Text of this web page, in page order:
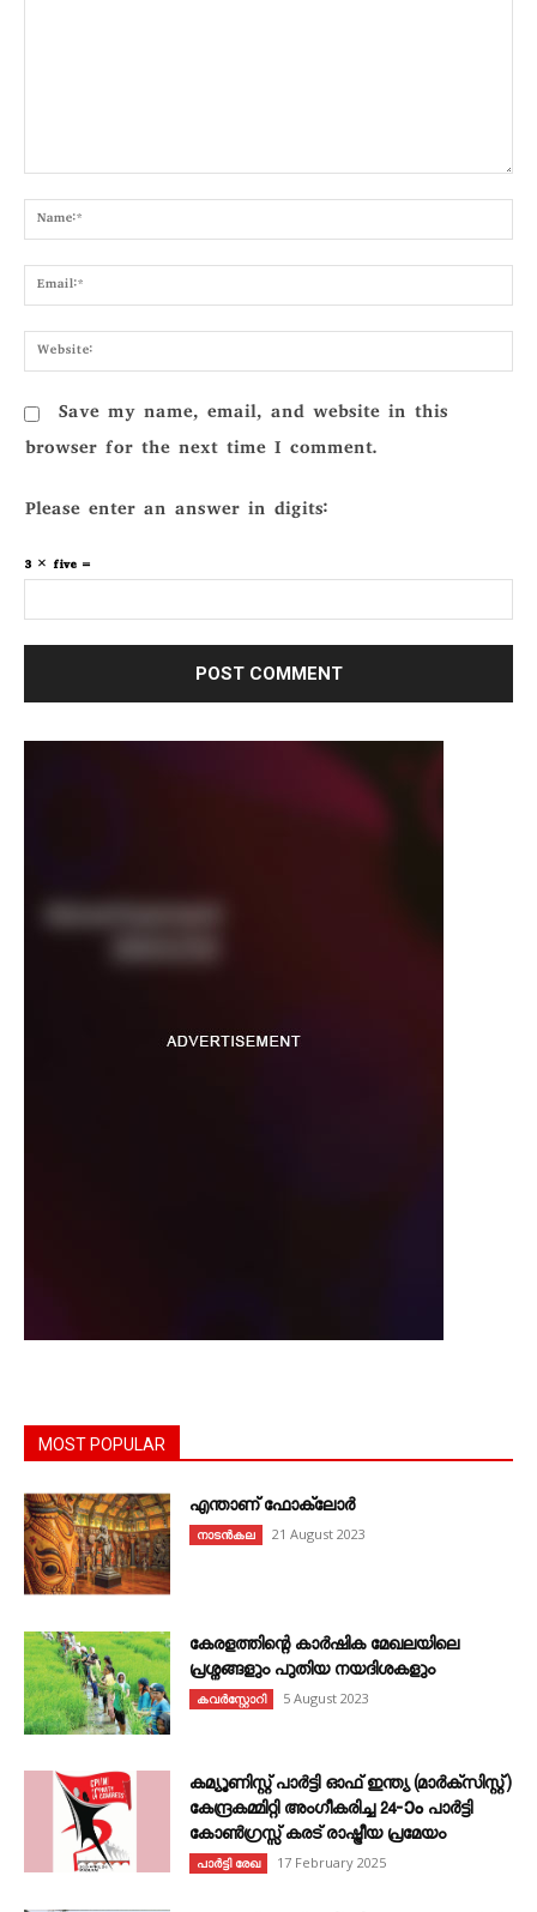
Save my name, email, and website in this
browser for the next time I comment.
Please enter an answer in digits:
3 × five =
MOST POPULAR
എന്താണ്‌ ഫോക്‌ലോർ
നാടൻകല 21 August 2023
കേരളത്തിന്റെ കാർഷിക മേഖലയിലെ
പ്രശ്നങ്ങളും പുതിയ നയദിശകളും
കവര്‍സ്റ്റോറി 5 August 2023
കമ്യൂണിസ്റ്റ് പാർട്ടി ഓഫ് ഇന്ത്യ (മാർക്സിസ്റ്റ്)
കേന്ദ്രകമ്മിറ്റി അംഗീകരിച്ച 24‐ാം പാർട്ടി
കോൺഗ്രസ്സ് കരട് രാഷ്ട്രീയ പ്രമേയം
പാർട്ടി രേഖ 17 February 2025